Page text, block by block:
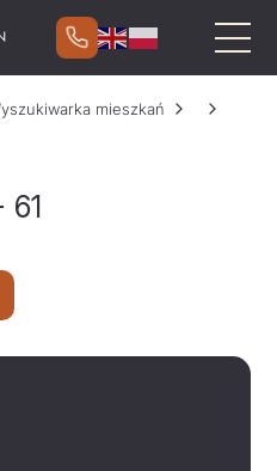
mieszkań
61